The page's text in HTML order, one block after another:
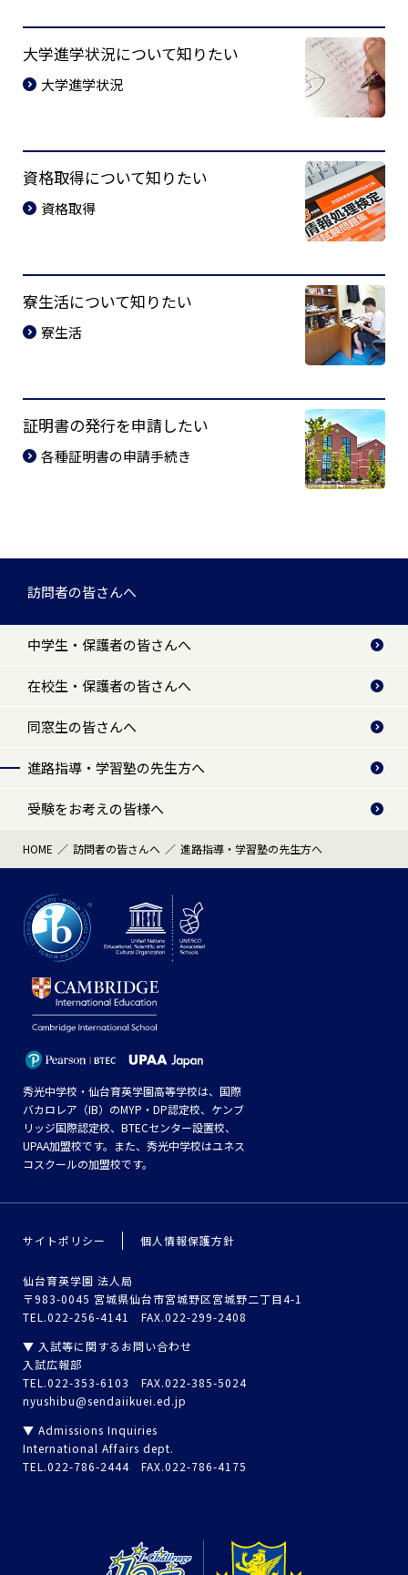
大学進学状況について知りたい
大学進学状況
資格取得について知りたい
資格取得
寮生活について知りたい
寮生活
証明書の発行を申請したい
各種証明書の申請手続き
訪問者の皆さんへ
中学生・保護者の皆さんへ
在校生・保護者の皆さんへ
同窓生の皆さんへ
進路指導・学習塾の先生方へ
受験をお考えの皆様へ
HOME 訪問者の皆さんへ 進路指導・学習塾の先生方へ
秀光中学校・仙台育英学園高等学校は、国際
バカロレア（IB）のMYP・DP認定校、ケンブ
リッジ国際認定校、BTECセンター設置校、
UPAA加盟校です。また、秀光中学校はユネス
コスクールの加盟校です。
サイトポリシー 個人情報保護方針
仙台育英学園 法人局
〒983-0045 宮城県仙台市宮城野区宮城野二丁目4-1
TEL.022-256-4141 FAX.022-299-2408
▼ 入試等に関するお問い合わせ
入試広報部
TEL.022-353-6103 FAX.022-385-5024
nyushibu@sendaiikuei.ed.jp
▼ Admissions Inquiries
International Affairs dept.
TEL.022-786-2444 FAX.022-786-4175